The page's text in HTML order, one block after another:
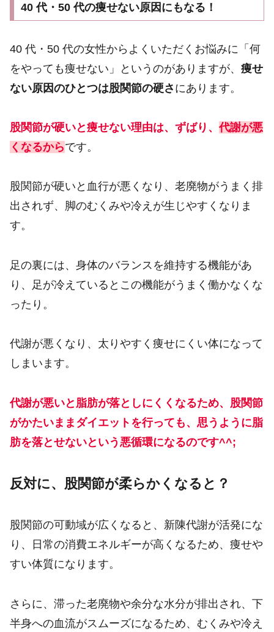
40 代・50 代の痩せない原因にもなる！
40 代・50 代の女性からよくいただくお悩みに「何
をやっても痩せない」というのがありますが、 痩せ
ない原因のひとつは股関節の硬さ にあります。
股関節が硬いと痩せない理由は、ずばり、代謝が悪
くなるからです。
股関節が硬いと血行が悪くなり、老廃物がうまく排
出されず、脚のむくみや冷えが生じやすくなりま
す。
足の裏には、身体のバランスを維持する機能があ
り、足が冷えているとこの機能がうまく働かなくな
ったり。
代謝が悪くなり、太りやすく痩せにくい体になって
しまいます。
代謝が悪いと脂肪が落としにくくなるため、股関節
がかたいままダイエットを行っても、思うように脂
肪を落とせないという悪循環になるのです^^;
反対に、股関節が柔らかくなると？
股関節の可動域が広くなると、新陳代謝が活発にな
り、日常の消費エネルギーが高くなるため、痩せや
すい体質になります。
さらに、滞った老廃物や余分な水分が排出され、下
半身への血流がスムーズになるため、むくみや冷え